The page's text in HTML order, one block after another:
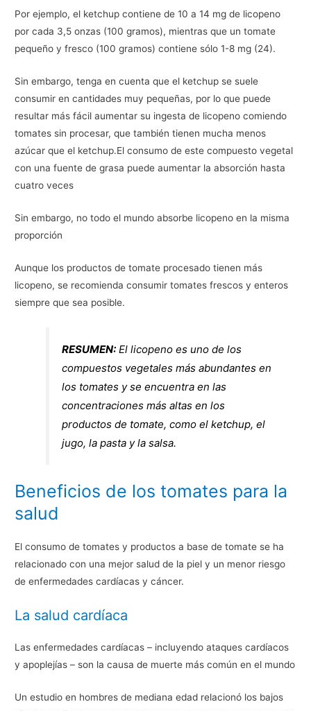
Por ejemplo, el ketchup contiene de 10 a 14 mg de licopeno
por cada 3,5 onzas (100 gramos), mientras que un tomate
pequeño y fresco (100 gramos) contiene sólo 1-8 mg (24).
Sin embargo, tenga en cuenta que el ketchup se suele
consumir en cantidades muy pequeñas, por lo que puede
resultar más fácil aumentar su ingesta de licopeno comiendo
tomates sin procesar, que también tienen mucha menos
azúcar que el ketchup.El consumo de este compuesto vegetal
con una fuente de grasa puede aumentar la absorción hasta
cuatro veces
Sin embargo, no todo el mundo absorbe licopeno en la misma
proporción
Aunque los productos de tomate procesado tienen más
licopeno, se recomienda consumir tomates frescos y enteros
siempre que sea posible.
RESUMEN: El licopeno es uno de los
compuestos vegetales más abundantes en
los tomates y se encuentra en las
concentraciones más altas en los
productos de tomate, como el ketchup, el
jugo, la pasta y la salsa.
Beneficios de los tomates para la
salud
El consumo de tomates y productos a base de tomate se ha
relacionado con una mejor salud de la piel y un menor riesgo
de enfermedades cardíacas y cáncer.
La salud cardíaca
Las enfermedades cardíacas – incluyendo ataques cardíacos
y apoplejías – son la causa de muerte más común en el mundo
Un estudio en hombres de mediana edad relacionó los bajos